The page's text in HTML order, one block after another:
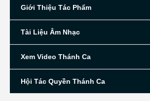
Giới Thiệu Tác Phẩm
Tài Liệu Âm Nhạc
Xem Video Thánh Ca
Hội Tác Quyền Thánh Ca